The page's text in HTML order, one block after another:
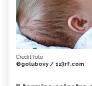
Credit foto
©golubovy / 123rf.com